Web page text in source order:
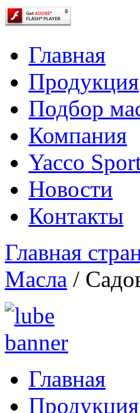
Главная
Продукция
Подбор
Компания
Yacco
Новости
Контакты
Главная
Масла /
Главная
Продукция